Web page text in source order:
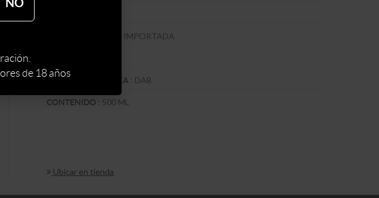
IMPORTADA
MARCA DE CERVEZA : DAB
CONTENIDO : 500 ML
Ubicar en tienda
de 18 años